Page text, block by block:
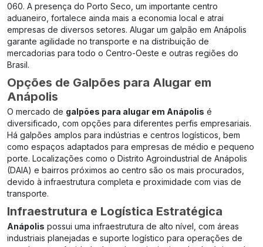
060. A presença do Porto Seco, um importante centro
aduaneiro, fortalece ainda mais a economia local e atrai
empresas de diversos setores. Alugar um galpão em Anápolis
garante agilidade no transporte e na distribuição de
mercadorias para todo o Centro-Oeste e outras regiões do
Brasil.
Opções de Galpões para Alugar em
Anápolis
O mercado de galpões para alugar em Anápolis é
diversificado, com opções para diferentes perfis empresariais.
Há galpões amplos para indústrias e centros logísticos, bem
como espaços adaptados para empresas de médio e pequeno
porte. Localizações como o Distrito Agroindustrial de Anápolis
(DAIA) e bairros próximos ao centro são os mais procurados,
devido à infraestrutura completa e proximidade com vias de
transporte.
Infraestrutura e Logística Estratégica
Anápolis possui uma infraestrutura de alto nível, com áreas
industriais planejadas e suporte logístico para operações de